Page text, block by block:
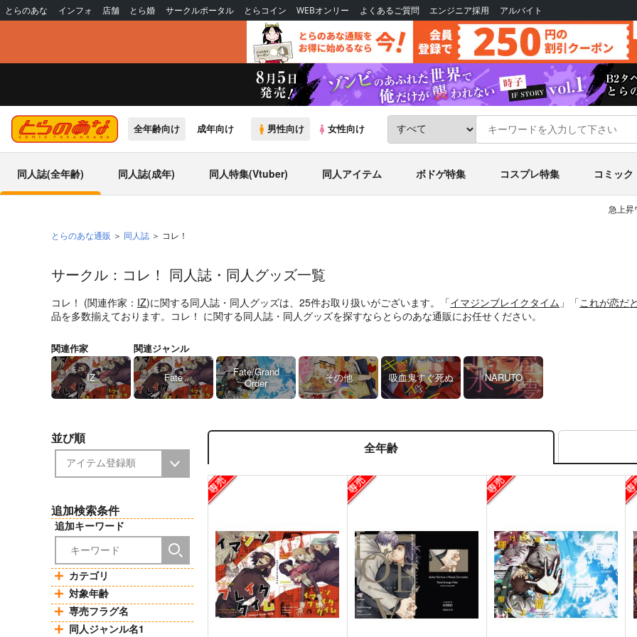
とらのあな インフォ 店舗 とら婚 サークルポータル とらコイン WEBオンリー よくあるご質問 エンジニア採用 アルバイト
全年齢向け 成年向け 男性向け 女性向け
同人誌(全年齢) 同人誌(成年) 同人特集(Vtuber) 同人アイテム ボドゲ特集 コスプレ特集 コミッ
急上昇
とらのあな通販 同人誌 コレ！
サークル：コレ！ 同人誌・同人グッズ一覧
コレ！ (関連作家： IZ)に関する同人誌・同人グッズは、25件お取り扱いがございます。「イマジンブレイクタイム 」「これが恋だ
品を多数揃えております。コレ！ に関する同人誌・同人グッズを探すならとらのあな通販にお任せください。
関連作家
IZ
関連ジャンル
Fate
Fate/Grand
Order
その他 吸血鬼すぐ死ぬ NARUTO
並び順
追加検索条件
追加キーワード
カテゴリ
対象年齢
専売フラグ名
同人ジャンル名1
全年齢